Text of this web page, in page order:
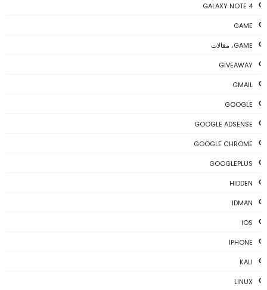
GALAXY NOTE 4
GAME
GAME، مقالات
GIVEAWAY
GMAIL
GOOGLE
GOOGLE ADSENSE
GOOGLE CHROME
GOOGLEPLUS
HIDDEN
IDMAN
IOS
IPHONE
KALI
LINUX